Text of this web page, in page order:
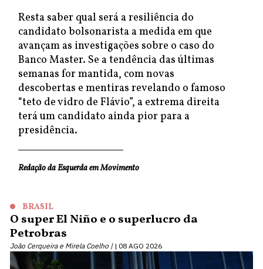
Resta saber qual será a resiliência do
candidato bolsonarista a medida em que
avançam as investigações sobre o caso do
Banco Master. Se a tendência das últimas
semanas for mantida, com novas
descobertas e mentiras revelando o famoso
“teto de vidro de Flávio”, a extrema direita
terá um candidato ainda pior para a
presidência.
Redação da Esquerda em Movimento
BRASIL
O super El Niño e o superlucro da
Petrobras
João Cerqueira e Mirela Coelho | 08 AGO 2026